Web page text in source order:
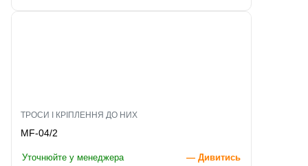
ТРОСИ І КРІПЛЕННЯ ДО НИХ
MF-04/2
Уточнюйте у менеджера — Дивитись